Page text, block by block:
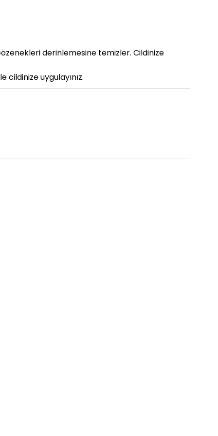
derinlemesine temizler. Cildinize
uygulayınız.